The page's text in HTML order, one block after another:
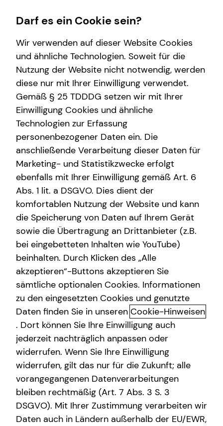
Kontaktformular
Was können wir für dich tun? * Pflichtfelder
Nimm Kontakt zu uns auf
Anrede
Titel
Vorname
Nachname
E-Mail
Telefonnummer
Darf es ein Cookie sein?
Wir verwenden auf dieser Website Cookies
und ähnliche Technologien. Soweit für die
Nutzung der Website nicht notwendig, werden
diese nur mit Ihrer Einwilligung verwendet.
Gemäß § 25 TDDDG setzen wir mit Ihrer
Einwilligung Cookies und ähnliche
Technologien zur Erfassung
personenbezogener Daten ein. Die
anschließende Verarbeitung dieser Daten für
Marketing- und Statistikzwecke erfolgt
ebenfalls mit Ihrer Einwilligung gemäß Art. 6
Abs. 1 lit. a DSGVO. Dies dient der
komfortablen Nutzung der Website und kann
die Speicherung von Daten auf Ihrem Gerät
sowie die Übertragung an Drittanbieter (z.B.
bei eingebetteten Inhalten wie YouTube)
beinhalten. Durch Klicken des „Alle
akzeptieren“-Buttons akzeptieren Sie
sämtliche optionalen Cookies. Informationen
zu den eingesetzten Cookies und genutzte
Daten finden Sie in unseren Cookie-Hinweisen
. Dort können Sie Ihre Einwilligung auch
jederzeit nachträglich anpassen oder
widerrufen. Wenn Sie Ihre Einwilligung
widerrufen, gilt das nur für die Zukunft; alle
vorangegangenen Datenverarbeitungen
bleiben rechtmäßig (Art. 7 Abs. 3 S. 3
DSGVO). Mit Ihrer Zustimmung verarbeiten wir
Daten auch in Ländern außerhalb der EU/EWR,